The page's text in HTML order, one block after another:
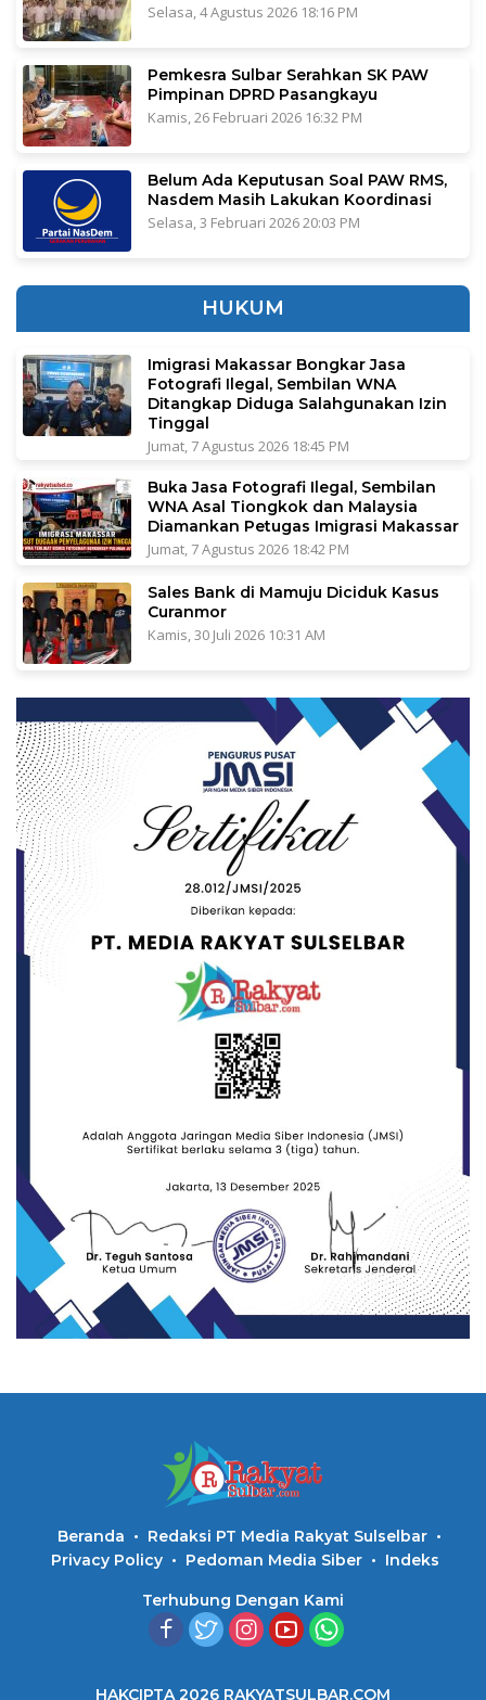
Selasa, 4 Agustus 2026 18:16 PM
Pemkesra Sulbar Serahkan SK PAW
Pimpinan DPRD Pasangkayu
Kamis, 26 Februari 2026 16:32 PM
Belum Ada Keputusan Soal PAW RMS,
Nasdem Masih Lakukan Koordinasi
Selasa, 3 Februari 2026 20:03 PM
HUKUM
Imigrasi Makassar Bongkar Jasa
Fotografi Ilegal, Sembilan WNA
Ditangkap Diduga Salahgunakan Izin
Tinggal
Jumat, 7 Agustus 2026 18:45 PM
Buka Jasa Fotografi Ilegal, Sembilan
WNA Asal Tiongkok dan Malaysia
Diamankan Petugas Imigrasi Makassar
Jumat, 7 Agustus 2026 18:42 PM
Sales Bank di Mamuju Diciduk Kasus
Curanmor
Kamis, 30 Juli 2026 10:31 AM
Beranda
Redaksi PT Media Rakyat Sulselbar
Privacy Policy
Pedoman Media Siber Indeks
Terhubung Dengan Kami
HAKCIPTA 2026 RAKYATSULBAR.COM